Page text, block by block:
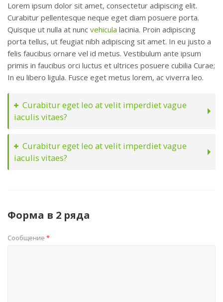
Lorem ipsum dolor sit amet, consectetur adipiscing elit.
Curabitur pellentesque neque eget diam posuere porta.
Quisque ut nulla at nunc vehicula lacinia. Proin adipiscing
porta tellus, ut feugiat nibh adipiscing sit amet. In eu justo a
felis faucibus ornare vel id metus. Vestibulum ante ipsum
primis in faucibus orci luctus et ultrices posuere cubilia Curae;
In eu libero ligula. Fusce eget metus lorem, ac viverra leo.
Curabitur eget leo at velit imperdiet vague
iaculis vitaes?
Curabitur eget leo at velit imperdiet vague
iaculis vitaes?
Форма в 2 ряда
Сообщение *